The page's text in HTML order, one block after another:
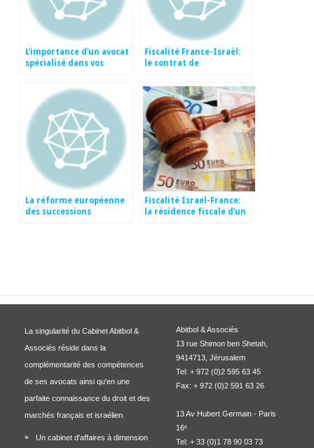
L’importance d’un avocat
spécialisé dans vos
Fiscalité France-Israël:
le contrat de
d’assurance vie
luxembourgeois
La réforme européenne
des successions
Fiscalité Israel-France:
la résidence fiscale d’un
La singularité du Cabinet Abitbol &
Associés réside dans la
complémentarité des compétences
de ses avocats ainsi qu'en une
parfaite connaissance du droit et des
marchés français et israélien.
Un cabinet d'affaires à dimension
Abitbol & Associés
13 rue Shimon ben Shetah,
9414713, Jérusalem
Tel: + 972 (0)2 595 63 45
Fax: + 972 (0)2 591 63 26
13 Av Hubert Germain - Paris
16ᵉ
Tel: + 33 (0)1 78 90 03 73